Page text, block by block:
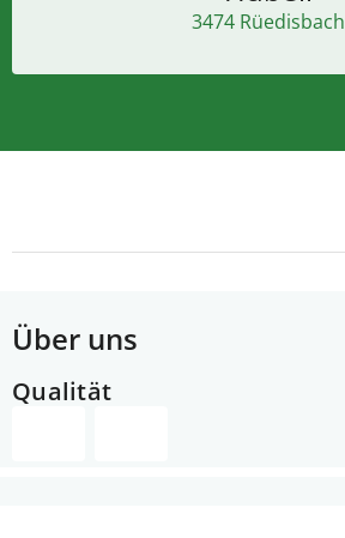
3474 Rüedisbach
Über uns
Qualität